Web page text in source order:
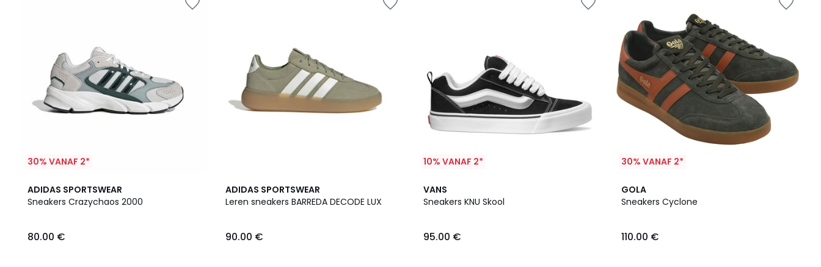
30% VANAF 2*
ADIDAS SPORTSWEAR
Sneakers Crazychaos 2000
80.00 €
4.7
/ 5
ADIDAS SPORTSWEAR
Leren sneakers BARREDA DECODE LUX
90.00 €
4.5
/ 5
2
Kleuren
10% VANAF 2*
VANS
Sneakers KNU Skool
95.00 €
4.5
/ 5
30% VANAF 2*
GOLA
Sneakers Cyclone
110.00 €
2
Kleuren